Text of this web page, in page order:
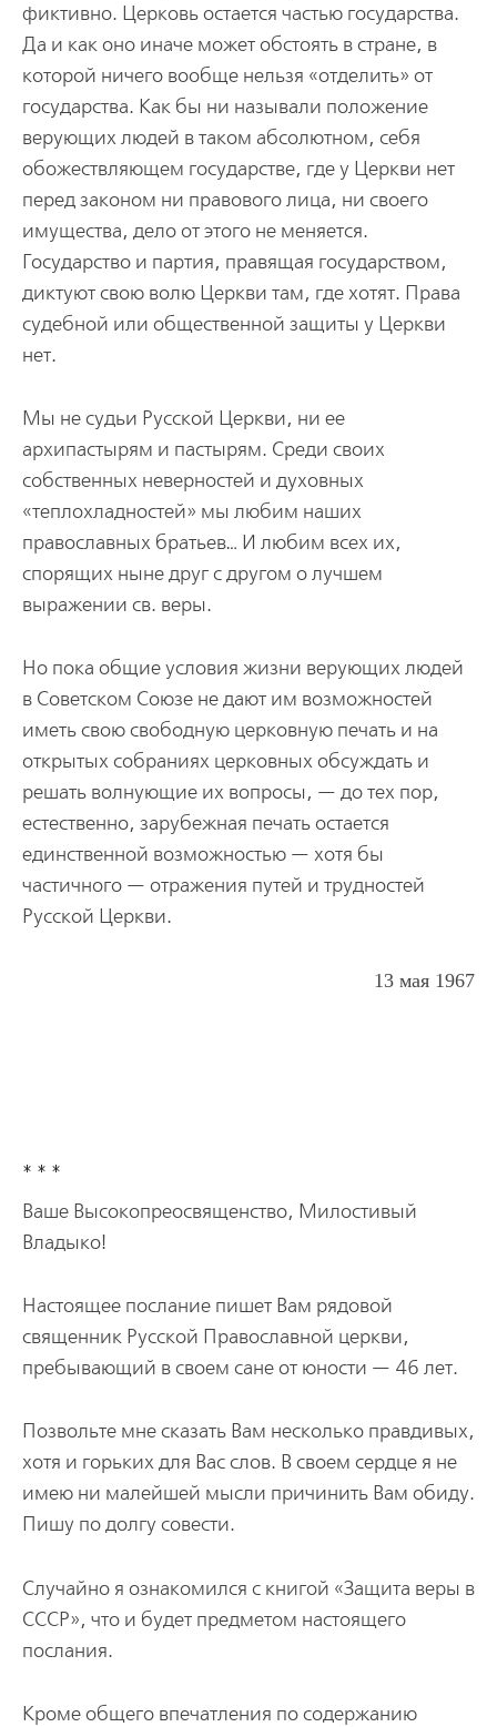
фиктивно. Церковь остается частью государства.
Да и как оно иначе может обстоять в стране, в
которой ничего вообще нельзя «отделить» от
государства. Как бы ни называли положение
верующих людей в таком абсолютном, себя
обожествляющем государстве, где у Церкви нет
перед законом ни правового лица, ни своего
имущества, дело от этого не меняется.
Государство и партия, правящая государством,
диктуют свою волю Церкви там, где хотят. Права
судебной или общественной защиты у Церкви
нет.
Мы не судьи Русской Церкви, ни ее
архипастырям и пастырям. Среди своих
собственных неверностей и духовных
«теплохладностей» мы любим наших
православных братьев… И любим всех их,
спорящих ныне друг с другом о лучшем
выражении св. веры.
Но пока общие условия жизни верующих людей
в Советском Союзе не дают им возможностей
иметь свою свободную церковную печать и на
открытых собраниях церковных обсуждать и
решать волнующие их вопросы, — до тех пор,
естественно, зарубежная печать остается
единственной возможностью — хотя бы
частичного — отражения путей и трудностей
Русской Церкви.
13 мая 1967
* * *
Ваше Высокопреосвященство, Милостивый
Владыко!
Настоящее послание пишет Вам рядовой
священник Русской Православной церкви,
пребывающий в своем сане от юности — 46 лет.
Позвольте мне сказать Вам несколько правдивых,
хотя и горьких для Вас слов. В своем сердце я не
имею ни малейшей мысли причинить Вам обиду.
Пишу по долгу совести.
Случайно я ознакомился с книгой «Защита веры в
СССР», что и будет предметом настоящего
послания.
Кроме общего впечатления по содержанию